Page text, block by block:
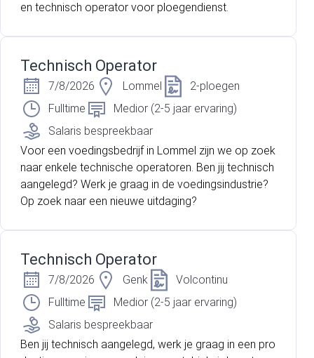
en technisch operator voor ploegendienst.
Technisch Operator
7/8/2026 Lommel
2-ploegen
Fulltime
Medior (2-5 jaar ervaring)
Salaris bespreekbaar
Voor een voedingsbedrijf in Lommel zijn we op zoek
naar enkele technische operatoren. Ben jij technisch
aangelegd? Werk je graag in de voedingsindustrie?
Op zoek naar een nieuwe uitdaging?
Technisch Operator
7/8/2026 Genk
Volcontinu
Fulltime
Medior (2-5 jaar ervaring)
Salaris bespreekbaar
Ben jij technisch aangelegd, werk je graag in een pro